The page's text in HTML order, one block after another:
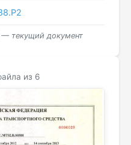
— текущий документ
из 6